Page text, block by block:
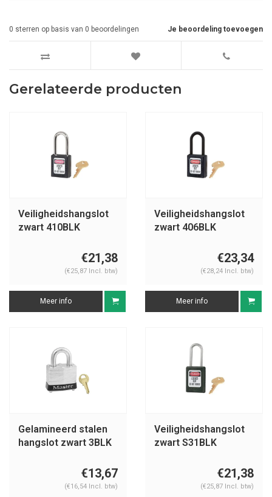
Je beoordeling toevoegen
0 sterren op basis van 0 beoordelingen
Gerelateerde producten
Veiligheidshangslot
zwart 410BLK
€21,38
(€25,87 Incl. btw)
Meer info
Veiligheidshangslot
zwart 406BLK
€23,34
(€28,24 Incl. btw)
Meer info
Gelamineerd stalen
hangslot zwart 3BLK
€13,67
(€16,54 Incl. btw)
Veiligheidshangslot
zwart S31BLK
€21,38
(€25,87 Incl. btw)